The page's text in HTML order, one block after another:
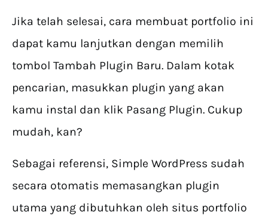
Jika telah selesai, cara membuat portfolio ini
dapat kamu lanjutkan dengan memilih
tombol Tambah Plugin Baru. Dalam kotak
pencarian, masukkan plugin yang akan
kamu instal dan klik Pasang Plugin. Cukup
mudah, kan?
Sebagai referensi, Simple WordPress sudah
secara otomatis memasangkan plugin
utama yang dibutuhkan oleh situs portfolio